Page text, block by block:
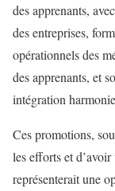
des apprenants,
des entreprises,
opérationnels des
des apprenants, et
intégration
Ces promotions,
les efforts et
représenterait une